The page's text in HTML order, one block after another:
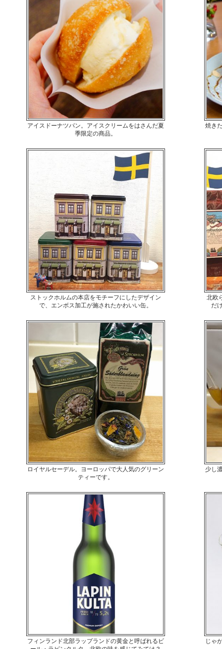
アイスドーナツパン。アイスクリームをはさんだ夏
季限定の商品。
焼き
ストックホルムの本店をモチーフにしたデザイン
で、エンボス加工が施されたかわいい缶。
北欧
だ
ロイヤルセーデル。ヨーロッパで大人気のグリーン
ティーです。
少し
フィンランド北部ラップランドの黄金と呼ばれるビ
じゃ